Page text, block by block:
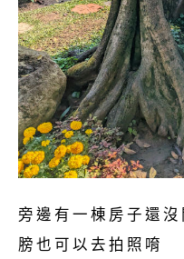
旁邊有一棟房子還
膀也可以去拍照唷